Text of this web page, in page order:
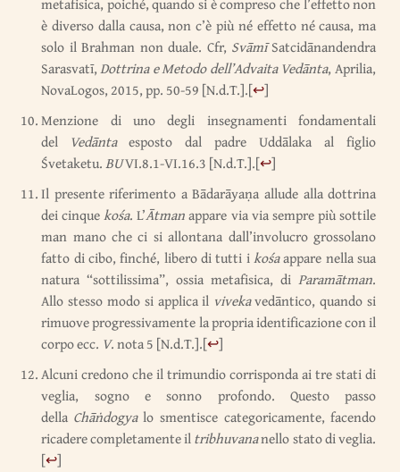
metafisica, poiché, quando si è compreso che l’effetto non
è diverso dalla causa, non c’è più né effetto né causa, ma
solo il Brahman non duale. Cfr, SvāmīSatcidānandendra
Sarasvatī,Dottrina e Metodo dell’Advaita Vedānta, Aprilia,
NovaLogos, 2015, pp. 50-59 [N.d.T.].[↩]
Menzione di uno degli insegnamenti fondamentali
del Vedāntaesposto dal padre Uddālaka al figlio
Śvetaketu.BUVI.8.1-VI.16.3 [N.d.T.].[↩]
Il presente riferimento a Bādarāyaṇa allude alla dottrina
dei cinquekośa. L’Ātmanappare via via sempre più sottile
man mano che ci si allontana dall’involucro grossolano
fatto di cibo, finché, libero di tutti ikośaappare nella sua
natura “sottilissima”, ossia metafisica, diParamātman.
Allo stesso modo si applica il vivekavedāntico, quando si
rimuove progressivamente la propria identificazione con il
corpo ecc. V. nota 5 [N.d.T.].[↩]
Alcuni credono che il trimundio corrisponda ai tre stati di
veglia, sogno e sonno profondo. Questo passo
della Chāṅdogyalo smentisce categoricamente, facendo
ricadere completamente iltribhuvananello stato di veglia.
[↩]